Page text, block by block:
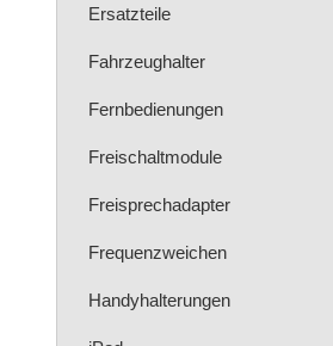
Ersatzteile
Fahrzeughalter
Fernbedienungen
Freischaltmodule
Freisprechadapter
Frequenzweichen
Handyhalterungen